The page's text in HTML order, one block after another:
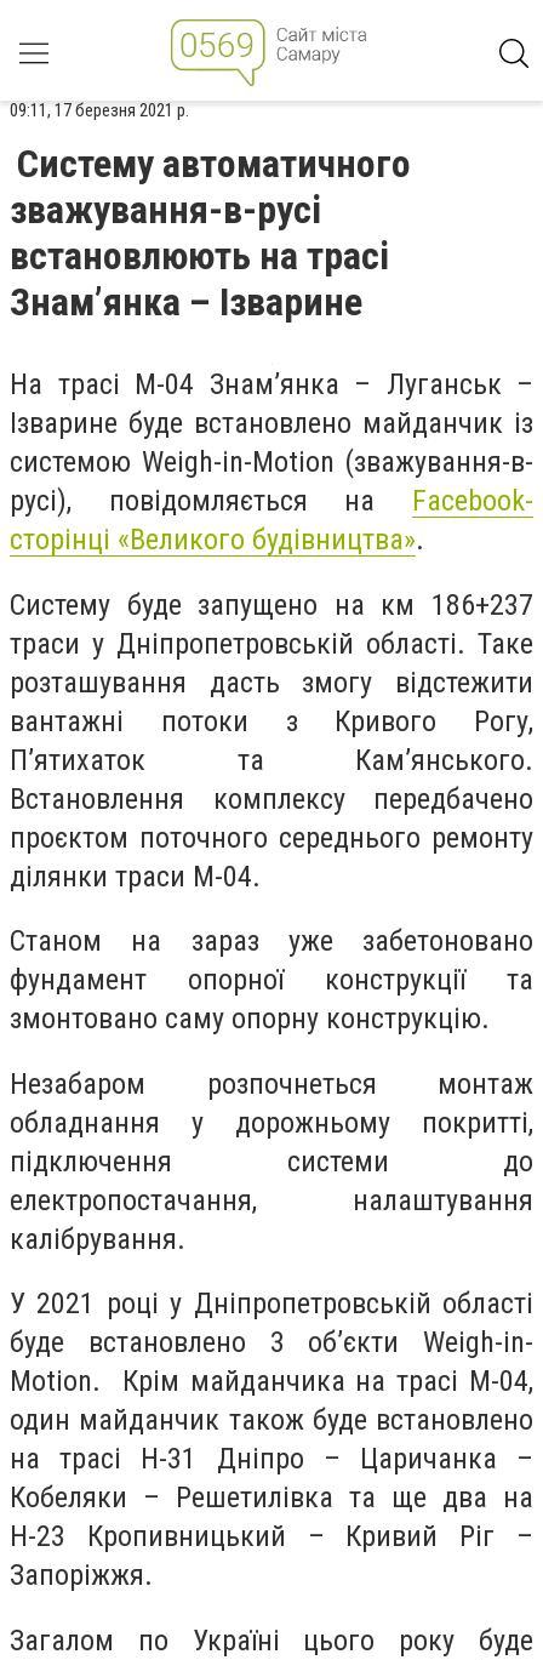
09:11, 17 березня 2021 р.
Систему автоматичного
зважування-в-русі
встановлюють на трасі
Знам’янка – Ізварине
На трасі М-04 Знам’янка – Луганськ –
Ізварине буде встановлено майданчик із
системою Weigh-in-Motion (зважування-в-
русі), повідомляється на Facebook-
сторінці «Великого будівництва».
Систему буде запущено на км 186+237
траси у Дніпропетровській області. Таке
розташування дасть змогу відстежити
вантажні потоки з Кривого Рогу,
П’ятихаток та Кам’янського.
Встановлення комплексу передбачено
проєктом поточного середнього ремонту
ділянки траси М-04.
Станом на зараз уже забетоновано
фундамент опорної конструкції та
змонтовано саму опорну конструкцію.
Незабаром розпочнеться монтаж
обладнання у дорожньому покритті,
підключення системи до
електропостачання, налаштування
калібрування.
У 2021 році у Дніпропетровській області
буде встановлено 3 об’єкти Weigh-in-
Motion. Крім майданчика на трасі М-04,
один майданчик також буде встановлено
на трасі Н-31 Дніпро – Царичанка –
Кобеляки – Решетилівка та ще два на
Н-23 Кропивницький – Кривий Ріг –
Запоріжжя.
Загалом по Україні цього року буде